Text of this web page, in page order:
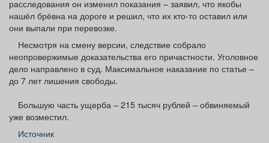
ТВ программа Я - пенсионер
расследования он изменил показания – заявил, что якобы
нашёл брёвна на дороге и решил, что их кто-то оставил или
они выпали при перевозке.
Несмотря на смену версии, следствие собрало
неопровержимые доказательства его причастности. Уголовное
дело направлено в суд. Максимальное наказание по статье –
до 7 лет лишения свободы.
Большую часть ущерба – 215 тысяч рублей – обвиняемый
уже возместил.
Источник